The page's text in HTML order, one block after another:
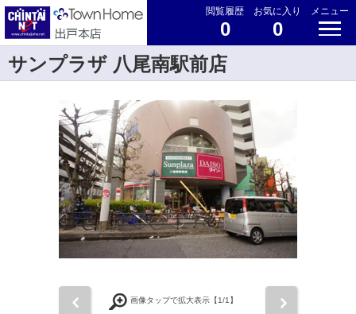
閲覧履歴
0
お気に入り
0
メニュー
サンプラザ 八尾南駅前店
画像タップで拡大表示【1/1】